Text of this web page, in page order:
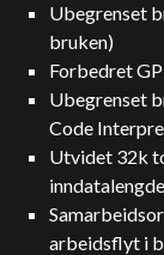
Ubegrenset
bruken)
Forbedret
Ubegrenset
Code
Utvidet 32k
arbeidsflyt i